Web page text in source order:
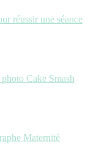
réussir une séance
Cake Smash
Maternité